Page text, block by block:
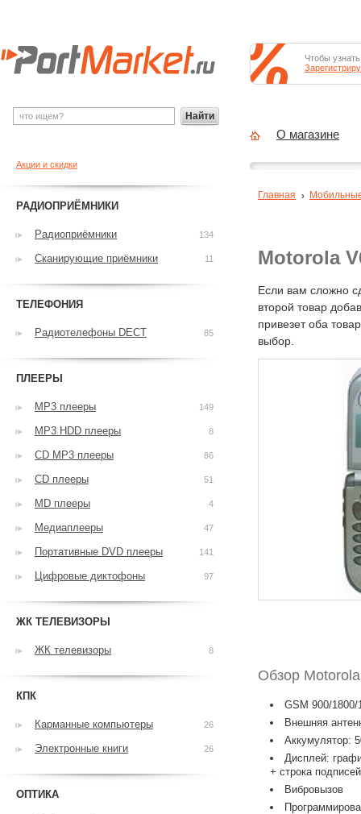
Motorola
Если вам сложно
второй товар
привезет оба
выбор.
Обзор
GSM 900/1800/
Внешняя
Аккумулятор:
Дисплей:
+ строка
Вибровызов
Главная
Акции и скидки
РАДИОПРИЁМНИКИ
Радиоприёмники 134
Сканирующие приёмники 11
ТЕЛЕФОНИЯ
Радиотелефоны DECT 85
ПЛЕЕРЫ
MP3 плееры 149
MP3 HDD плееры 8
CD MP3 плееры 86
CD плееры 51
MD плееры 4
Медиаплееры 47
Портативные DVD плееры 141
Цифровые диктофоны 97
ЖК ТЕЛЕВИЗОРЫ
ЖК телевизоры 8
КПК
Карманные компьютеры 26
Электронные книги 26
ОПТИКА
Найти
Чтобы
О магазине